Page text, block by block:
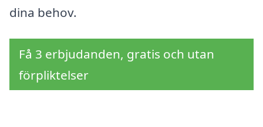
dina behov.
Få 3 erbjudanden, gratis och utan
förpliktelser